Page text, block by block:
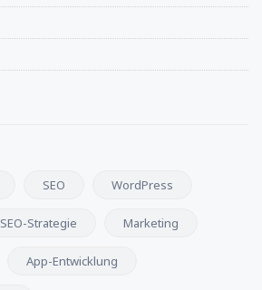
SEO WordPress
SEO-Strategie Marketing
App-Entwicklung